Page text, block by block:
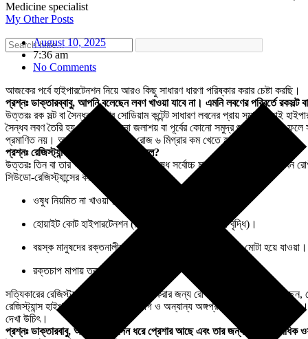
Medicine specialist
My Other Posts
August 10, 2025
7:36 am
No Comments
আজকের পর্বে হাইপারটেনশন নিয়ে আরও কিছু সাধারণ ধারণা পরিষ্কার করার চেষ্টা করছি।
প্রশ্নঃ ডাক্তারব্বাবু, আপনি বলেছেন লবণ খাওয়া যাবে না। এমনি লবণের পরিবর্তে রকসল্ট
উত্তরঃ রক সল্ট বা সৈন্ধব লবণের সোডিয়াম কন্টেন্ট সাধারণ লবনের প্রায় সমান। তাই
সৈন্ধব লবণ তৈরি হয় পাহাড়ের কোনো জলাশয় বা পূর্বের কোনো সমুদ্র শুকিয়ে গিয়ে। ফলে
প্রমাণিত নয়। অতএব রক সল্ট খেলেও রোজ ৬ মিগ্রার কম খেতে হবে।
প্রশ্নঃ রেজিস্ট্যান্স হাইপারটেনশন কাকে বলে?
উত্তরঃ তিন বা তার অধিক হাইপারটেনশনের ওষুধ সর্বোচ্চ মাত্রায় খাওয়া স্বত্বেও যখন
সিউডো-রেজিস্ট্যান্সের কারণগুলি হল-
ওষুধ নিয়মিত না খাওয়া।
হোয়াইট কোট হাইপারটেনশন (চিকিৎসকের সামনে রক্তচাপ বৃদ্ধি)।
বয়স্ক মানুষদের রক্তনালীর দেওয়াল অ্যাথেরোস্ক্লেরোসিস হয়ে মোটা হয়ে যাওয়া।
রক্তচাপ মাপায় ত্রুটি, ইত্যাদি।
সত্যিকারের রেজিস্ট্যান্স হাইপারটেনশন নির্ণয় করার জন্য রোগী ওষুধপত্র নিয়মিত
রেজিস্ট্যান্স হাইপারটেনশন খুব দ্রুত হৃদরোগ ও অন্যান্য অঙ্গপ্রত্যঙ্গের ক্ষতি করতে
দেখা উচিৎ।
প্রশ্নঃ ডাক্তারবাবু, আমার অনেকদিন ধরে প্রেশার আছে এবং তার জন্য আমায় একাধিক